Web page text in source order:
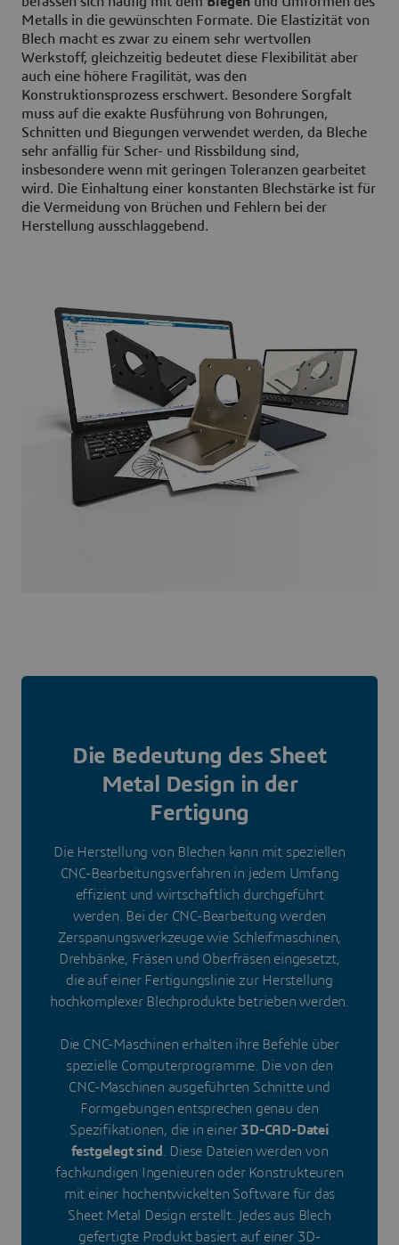
Metalls in die gewünschten Formate. Die Elastizität von
Blech macht es zwar zu einem sehr wertvollen
Werkstoff, gleichzeitig bedeutet diese Flexibilität aber
auch eine höhere Fragilität, was den
Konstruktionsprozess erschwert. Besondere Sorgfalt
muss auf die exakte Ausführung von Bohrungen,
Schnitten und Biegungen verwendet werden, da Bleche
sehr anfällig für Scher- und Rissbildung sind,
insbesondere wenn mit geringen Toleranzen gearbeitet
wird. Die Einhaltung einer konstanten Blechstärke ist für
die Vermeidung von Brüchen und Fehlern bei der
Herstellung ausschlaggebend.
Die Bedeutung des Sheet
Metal Design in der
Fertigung
Die Herstellung von Blechen kann mit speziellen
CNC-Bearbeitungsverfahren in jedem Umfang
effizient und wirtschaftlich durchgeführt
werden. Bei der CNC-Bearbeitung werden
Zerspanungswerkzeuge wie Schleifmaschinen,
Drehbänke, Fräsen und Oberfräsen eingesetzt,
die auf einer Fertigungslinie zur Herstellung
hochkomplexer Blechprodukte betrieben werden.
Die CNC-Maschinen erhalten ihre Befehle über
spezielle Computerprogramme. Die von den
CNC-Maschinen ausgeführten Schnitte und
Formgebungen entsprechen genau den
Spezifikationen, die in einer 3D-CAD-Datei
festgelegt sind
. Diese Dateien werden von
fachkundigen Ingenieuren oder Konstrukteuren
mit einer hochentwickelten Software für das
Sheet Metal Design erstellt. Jedes aus Blech
gefertigte Produkt basiert auf einer 3D-